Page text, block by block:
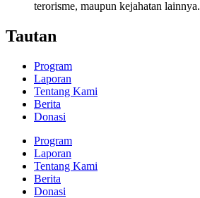
terorisme, maupun kejahatan lainnya.
Tautan
Program
Laporan
Tentang Kami
Berita
Donasi
Program
Laporan
Tentang Kami
Berita
Donasi